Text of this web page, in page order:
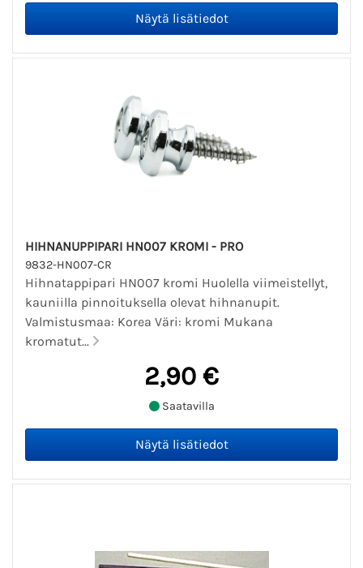
HIHNANUPPIPARI HN007 KROMI - PRO
9832-HN007-CR
Hihnatappipari HN007 kromi Huolella viimeistellyt,
kauniilla pinnoituksella olevat hihnanupit.
Valmistusmaa: Korea Väri: kromi Mukana
kromatut...
2,90 €
Saatavilla